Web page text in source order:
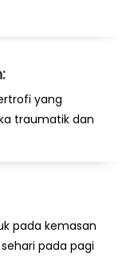
yang
traumatik dan
pada kemasan
pada pagi